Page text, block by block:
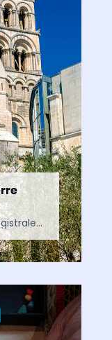
Majestueuse, grandiose, magistrale… Les qualificatifs ne manquent pas pour désigner la cathédrale Saint-Pierre d’Angoulême, chef-d’œuvre de l’art roman, classée au titre des monuments historiques depuis 1840. Construite à proximité des…